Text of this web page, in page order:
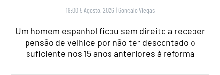
19:00 5 Agosto, 2026 | Gonçalo Viegas
Um homem espanhol ficou sem direito a receber
pensão de velhice por não ter descontado o
suficiente nos 15 anos anteriores à reforma